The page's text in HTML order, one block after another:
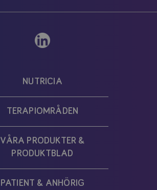
NUTRICIA
TERAPIOMRÅDEN
VÅRA PRODUKTER &
PRODUKTBLAD
PATIENT & ANHÖRIG